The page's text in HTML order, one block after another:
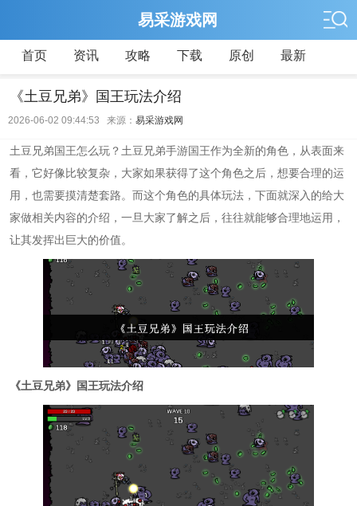
易采游戏网
首页 资讯 攻略 下载 原创 最新
《土豆兄弟》国王玩法介绍
2026-06-02 09:44:53 来源： 易采游戏网
土豆兄弟国王怎么玩？土豆兄弟手游国王作为全新的角色，从表面来
看，它好像比较复杂，大家如果获得了这个角色之后，想要合理的运
用，也需要摸清楚套路。而这个角色的具体玩法，下面就深入的给大
家做相关内容的介绍，一旦大家了解之后，往往就能够合理地运用，
让其发挥出巨大的价值。
《土豆兄弟》国王玩法介绍